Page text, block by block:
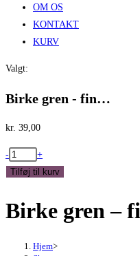
OM OS
KONTAKT
KURV
Valgt:
Birke gren - fin…
kr. 39,00
Birke
gren
fin
-
+
Tilføj til kurv
Birke gren –
Hjem>